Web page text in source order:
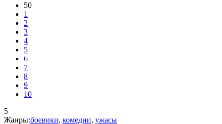
50
1
2
3
4
5
6
7
8
9
10
5
Жанры:боевики, комедии, ужасы